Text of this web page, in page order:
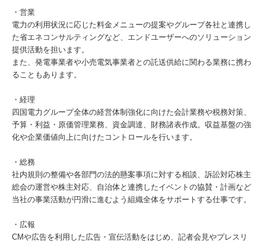
・営業
電力の利用状況に応じた料金メニューの提案やグループ各社と連携し
た省エネコンサルティングなど、エンドユーザーへのソリューション
提供活動を担います。
また、発電事業者や小売電気事業者との託送供給に関わる業務に携わ
ることもあります。
・経理
四国電力グループ全体の経営体制強化に向けた会計業務や税務対策、
予算・利益・原価管理業務、資金調達、財務諸表作成。収益基盤の強
化や企業価値向上に向けたコントロールを行います。
・総務
社内規則の整備や各部門の法的懸案事項に対する相談、訴訟対応株主
総会の運営や株主対応、自治体と連携したイベントの協賛・計画など
当社の事業活動が円滑に進むよう組織全体をサポートする仕事です。
・広報
CMや広告を利用した広告・宣伝活動をはじめ、記者会見やプレスリ